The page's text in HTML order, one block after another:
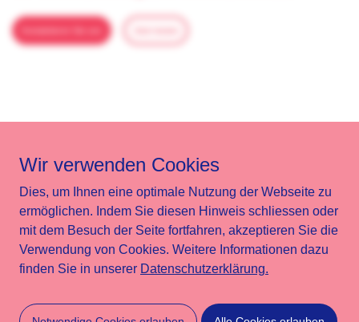
Telefon Digital Signage Glossar
Screenimage Systems AG.
Impressum Datenschutzrichtlinien AGB
Wir verwenden Cookies
Dies, um Ihnen eine optimale Nutzung der Webseite zu
ermöglichen. Indem Sie diesen Hinweis schliessen oder
mit dem Besuch der Seite fortfahren, akzeptieren Sie die
Verwendung von Cookies. Weitere Informationen dazu
finden Sie in unserer Datenschutzerklärung.